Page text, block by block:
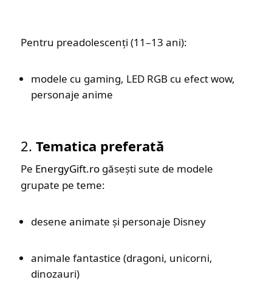
Pentru preadolescenți (11–13 ani):
modele cu gaming, LED RGB cu efect wow,
personaje anime
2. Tematica preferată
Pe EnergyGift.rogăsești sute de modele
grupate pe teme:
desene animate și personaje Disney
animale fantastice (dragoni, unicorni,
dinozauri)